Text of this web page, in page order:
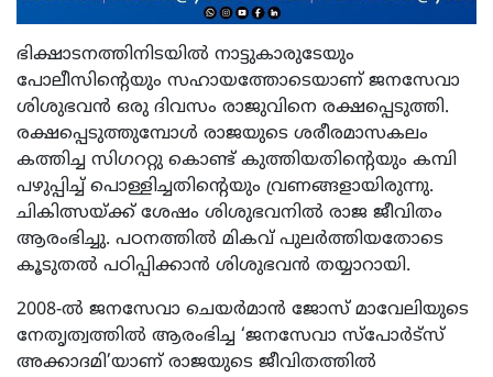
ഭിക്ഷാടനത്തിനിടയില്‍ നാട്ടുകാരുടേയും
പോലീസിന്റെയും സഹായത്തോടെയാണ് ജനസേവാ
ശിശുഭവന്‍ ഒരു ദിവസം രാജുവിനെ രക്ഷപ്പെടുത്തി.
രക്ഷപ്പെടുത്തുമ്പോള്‍ രാജയുടെ ശരീരമാസകലം
കത്തിച്ച സിഗററ്റു കൊണ്ട് കുത്തിയതിന്റെയും കമ്പി
പഴുപ്പിച്ച് പൊള്ളിച്ചതിന്റെയും വ്രണങ്ങളായിരുന്നു.
ചികിത്സയ്ക്ക് ശേഷം ശിശുഭവനില്‍ രാജ ജീവിതം
ആരംഭിച്ചു. പഠനത്തില്‍ മികവ് പുലര്‍ത്തിയതോടെ
കൂടുതല്‍ പഠിപ്പിക്കാന്‍ ശിശുഭവന്‍ തയ്യാറായി.
2008-ല്‍ ജനസേവാ ചെയര്‍മാന്‍ ജോസ് മാവേലിയുടെ
നേതൃത്വത്തില്‍ ആരംഭിച്ച ‘ജനസേവാ സ്പോര്‍ട്സ്
അക്കാദമി’യാണ് രാജയുടെ ജീവിതത്തില്‍